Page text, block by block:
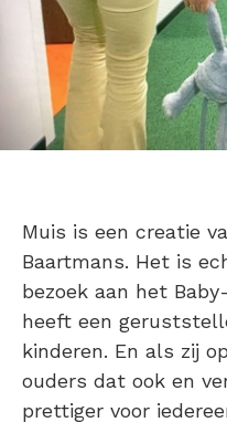
Muis is een creatie
Baartmans. Het is
bezoek aan het
heeft een
kinderen. En als zij
ouders dat ook en
prettiger voor